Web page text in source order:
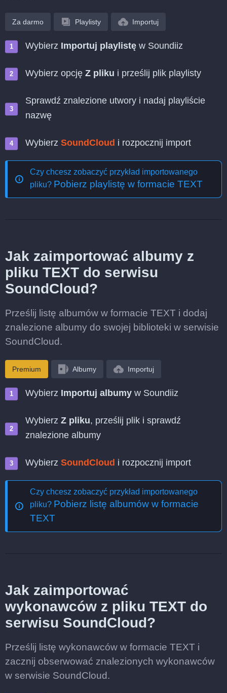
Za darmo Playlisty Importuj
Wybierz Importuj playlistę w Soundiiz
Wybierz opcję Z pliku i prześlij plik playlisty
Sprawdź znalezione utwory i nadaj playliście
nazwę
Wybierz SoundCloud i rozpocznij import
Czy chcesz zobaczyć przykład importowanego
pliku? Pobierz playlistę w formacie TEXT
Jak zaimportować albumy z
pliku TEXT do serwisu
SoundCloud?
Prześlij listę albumów w formacie TEXT i dodaj
znalezione albumy do swojej biblioteki w serwisie
SoundCloud.
Premium Albumy Importuj
Wybierz Importuj albumy w Soundiiz
Wybierz Z pliku, prześlij plik i sprawdź
znalezione albumy
Wybierz SoundCloud i rozpocznij import
Czy chcesz zobaczyć przykład importowanego
pliku? Pobierz listę albumów w formacie
TEXT
Jak zaimportować
wykonawców z pliku TEXT do
serwisu SoundCloud?
Prześlij listę wykonawców w formacie TEXT i
zacznij obserwować znalezionych wykonawców
w serwisie SoundCloud.